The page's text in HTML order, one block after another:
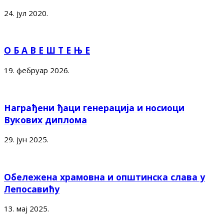
24. јул 2020.
О Б А В Е Ш Т Е Њ Е
19. фебруар 2026.
Награђени ђаци генерација и носиоци
Вукових диплома
29. јун 2025.
Обележена храмовна и општинска слава у
Лепосавићу
13. мај 2025.